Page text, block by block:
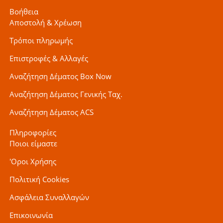
Βοήθεια
Αποστολή & Χρέωση
Τρόποι πληρωμής
Επιστροφές & Αλλαγές
Αναζήτηση Δέματος Box Now
Αναζήτηση Δέματος Γενικής Ταχ.
Αναζήτηση Δέματος ACS
Πληροφορίες
Ποιοι είμαστε
'Οροι Χρήσης
Πολιτική Cookies
Ασφάλεια Συναλλαγών
Επικοινωνία